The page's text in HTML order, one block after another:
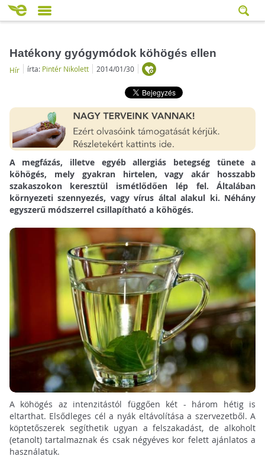
Hatékony gyógymódok köhögés ellen
Hír írta: Pintér Nikolett 2014/01/30
A megfázás, illetve egyéb allergiás betegség tünete a
köhögés, mely gyakran hirtelen, vagy akár hosszabb
szakaszokon keresztül ismétlődően lép fel. Általában
környezeti szennyezés, vagy vírus által alakul ki. Néhány
egyszerű módszerrel csillapítható a köhögés.
A köhögés az intenzitástól függően két - három hétig is
eltarthat. Elsődleges cél a nyák eltávolítása a szervezetből. A
köptetőszerek segíthetik ugyan a felszakadást, de alkoholt
(etanolt) tartalmaznak és csak négyéves kor felett ajánlatos a
használatuk.